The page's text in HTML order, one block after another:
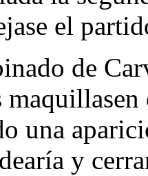
el
de
una
y